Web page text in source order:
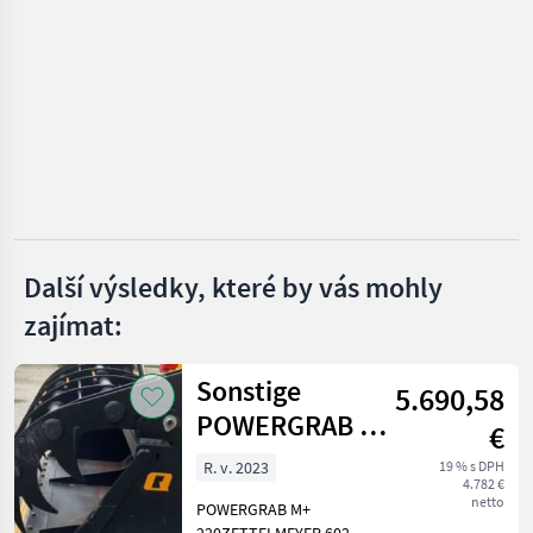
Alö
Stoll
Zobrazit
všech
37
MARKETPLACE
Další výsledky, které by vás mohly
zajímat:
Sonstige
POWERGRAB M+
220 # 144
5.690,58
€
19 % s DPH
4.782 €
netto
R. v. 2023
POWERGRAB M+